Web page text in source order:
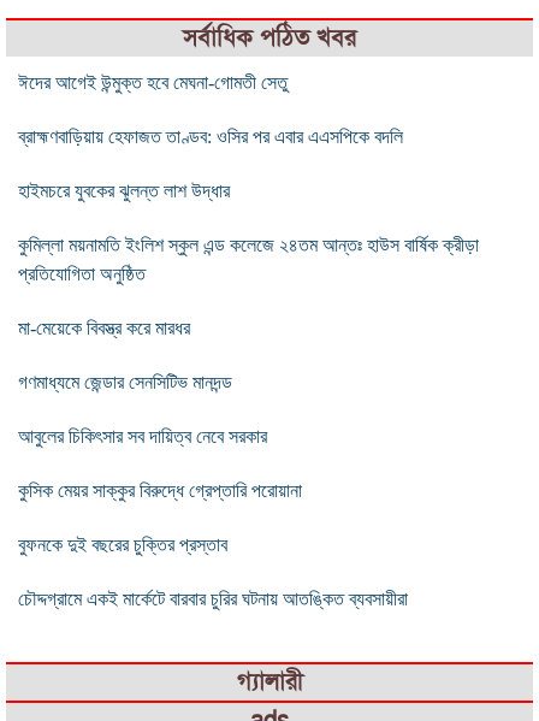
সর্বাধিক পঠিত খবর
ঈদের আগেই উন্মুক্ত হবে মেঘনা-গোমতী সেতু
ব্রাহ্মণবাড়িয়ায় হেফাজত তাণ্ডব: ওসির পর এবার এএসপিকে বদলি
হাইমচরে যুবকের ঝুলন্ত লাশ উদ্ধার
কুমিল্লা ময়নামতি ইংলিশ স্কুল এন্ড কলেজে ২৪তম আন্তঃ হাউস বার্ষিক ক্রীড়া
প্রতিযোগিতা অনুষ্ঠিত
মা-মেয়েকে বিবস্ত্র করে মারধর
গণমাধ্যমে জেন্ডার সেনসিটিভ মানদন্ড
আবুলের চিকিৎসার সব দায়িত্ব নেবে সরকার
কুসিক মেয়র সাক্কুর বিরুদ্ধে গ্রেপ্তারি পরোয়ানা
বুফনকে দুই বছরের চুক্তির প্রস্তাব
চৌদ্দগ্রামে একই মার্কেটে বারবার চুরির ঘটনায় আতঙ্কিত ব্যবসায়ীরা
গ্যালারী